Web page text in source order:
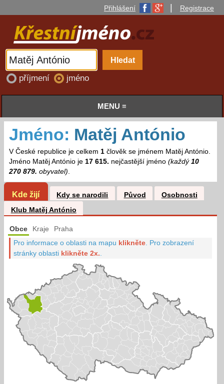
Přihlášení Registrace
příjmení jméno
MENU ≡
Jméno: Matěj António
V České republice je celkem 1člověk se jménem Matěj António.
Jméno Matěj António je 17 615. nejčastější jméno (každý 10
270 879. obyvatel).
Kde žijí Kdy se narodili Původ
Osobnosti
Klub Matěj António
Obce Kraje Praha
Pro informace o oblasti na mapu klikněte Pro zobrazení
stránky oblasti klikněte 2x.